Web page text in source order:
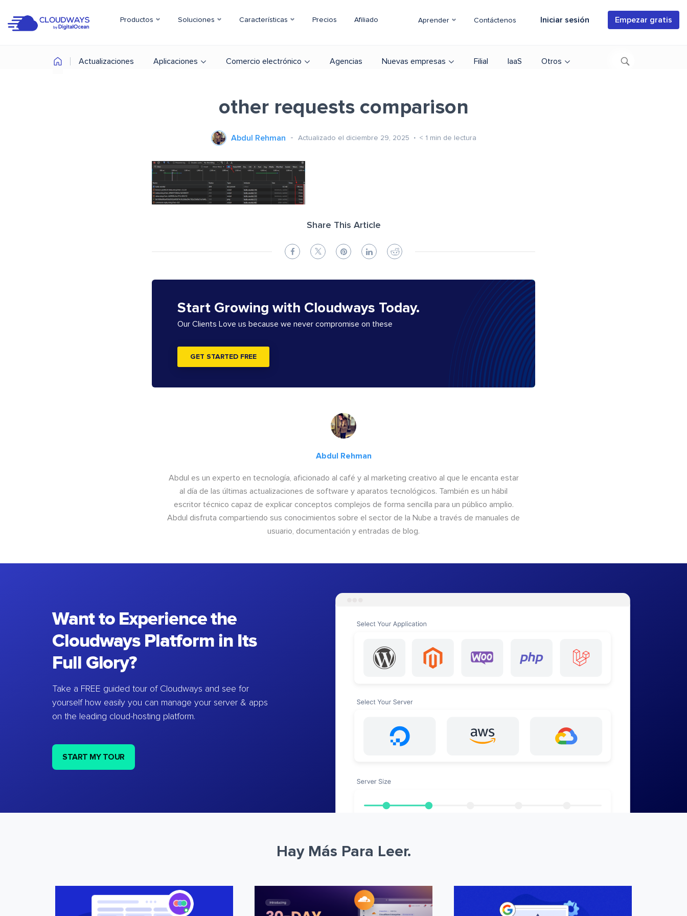
Productos Soluciones Características Precios Afiliado Aprender Contáctenos Iniciar sesión Empezar gratis
Actualizaciones Aplicaciones Comercio electrónico Agencias Nuevas empresas Filial IaaS Otros
other requests comparison
Abdul Rehman Actualizado el diciembre 29, 2025 < 1 min de lectura
Share This Article
Start Growing with Cloudways Today.
Our Clients Love us because we never compromise on these
GET STARTED FREE
Abdul Rehman
Abdul es un experto en tecnología, aficionado al café y al marketing creativo al que le encanta estar
al día de las últimas actualizaciones de software y aparatos tecnológicos. También es un hábil
escritor técnico capaz de explicar conceptos complejos de forma sencilla para un público amplio.
Abdul disfruta compartiendo sus conocimientos sobre el sector de la Nube a través de manuales de
usuario, documentación y entradas de blog.
Want to Experience the
Cloudways Platform in Its
Full Glory?
Take a FREE guided tour of Cloudways and see for
yourself how easily you can manage your server & apps
on the leading cloud-hosting platform.
START MY TOUR
Hay Más Para Leer.